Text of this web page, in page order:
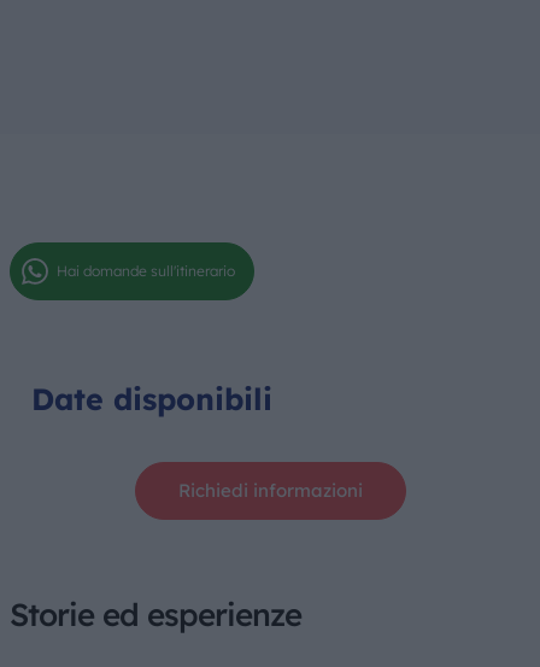
Hai domande sull'itinerario
Date disponibili
Richiedi informazioni
Storie ed esperienze